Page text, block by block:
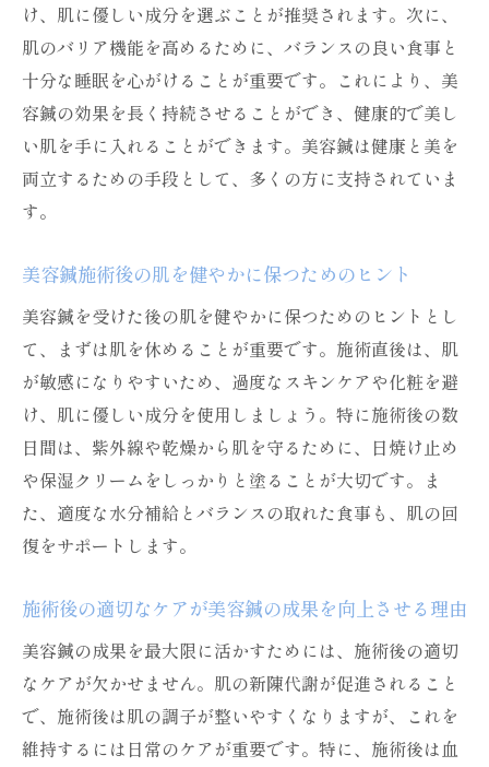
け、肌に優しい成分を選ぶことが推奨されます。次に、
肌のバリア機能を高めるために、バランスの良い食事と
十分な睡眠を心がけることが重要です。これにより、美
容鍼の効果を長く持続させることができ、健康的で美し
い肌を手に入れることができます。美容鍼は健康と美を
両立するための手段として、多くの方に支持されていま
す。
美容鍼施術後の肌を健やかに保つためのヒント
美容鍼を受けた後の肌を健やかに保つためのヒントとし
て、まずは肌を休めることが重要です。施術直後は、肌
が敏感になりやすいため、過度なスキンケアや化粧を避
け、肌に優しい成分を使用しましょう。特に施術後の数
日間は、紫外線や乾燥から肌を守るために、日焼け止め
や保湿クリームをしっかりと塗ることが大切です。ま
た、適度な水分補給とバランスの取れた食事も、肌の回
復をサポートします。
施術後の適切なケアが美容鍼の成果を向上させる理由
美容鍼の成果を最大限に活かすためには、施術後の適切
なケアが欠かせません。肌の新陳代謝が促進されること
で、施術後は肌の調子が整いやすくなりますが、これを
維持するには日常のケアが重要です。特に、施術後は血